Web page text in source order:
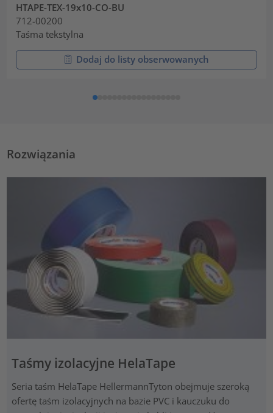
HTAPE-TEX-19x10-CO-BU
712-00200
Taśma tekstylna
Dodaj do listy obserwowanych
Rozwiązania
Taśmy izolacyjne HelaTape
Seria taśm HelaTape HellermannTyton obejmuje szeroką
ofertę taśm izolacyjnych na bazie PVC i kauczuku do